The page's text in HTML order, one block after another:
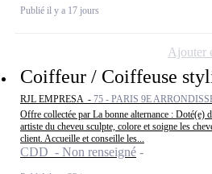
Publié il y a 17 jours
Coiffeur / Coiffeuse
RJL EMPRESA - 75 - PARIS 9E
Offre collectée par La bonne alternance : Doté(e)
artiste du cheveu sculpte, colore et soigne les
client. Accueille et conseille les...
CDD - Non renseigné
Ajouter